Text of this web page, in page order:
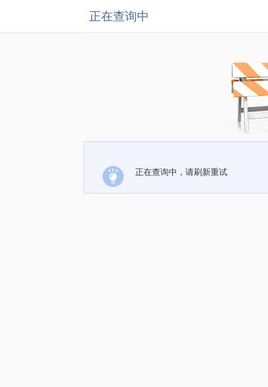
正在查询中
正在查询中，请刷新重试